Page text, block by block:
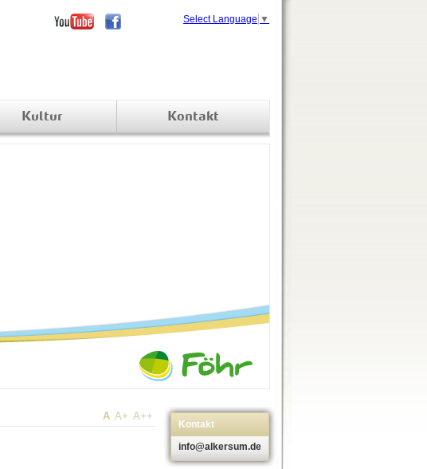
Kultur Kontakt
A A+ A++
Kontakt
info@alkersum.de
Select Language ▼